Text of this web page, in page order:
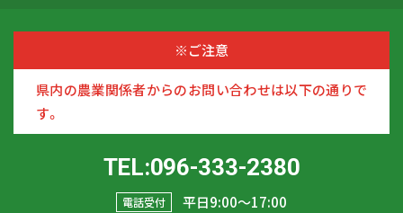
※ご注意
県内の農業関係者からのお問い合わせは以下の通りで
す。
TEL:096-333-2380
電話受付 平日9:00〜17:00